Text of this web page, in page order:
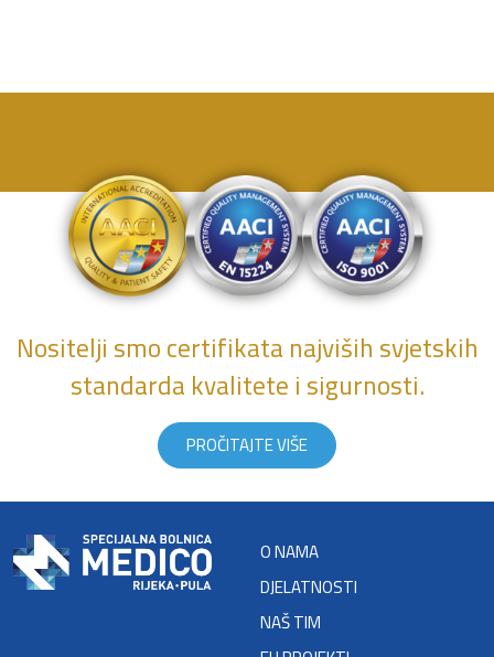
Nositelji smo certifikata najviših svjetskih
standarda kvalitete i sigurnosti.
PROČITAJTE VIŠE
O NAMA
DJELATNOSTI
NAŠ TIM